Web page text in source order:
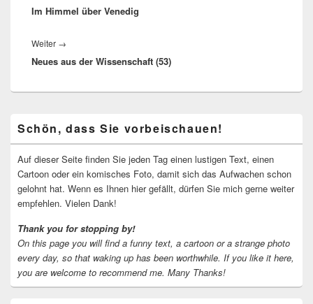
Beitrag:
Im Himmel über Venedig
Weiter →
Beitrag:
Neues aus der Wissenschaft (53)
Seitenleisten-
Widgetbereich
Schön, dass Sie vorbeischauen!
Auf dieser Seite finden Sie jeden Tag einen lustigen Text, einen
Cartoon oder ein komisches Foto, damit sich das Aufwachen schon
gelohnt hat. Wenn es Ihnen hier gefällt, dürfen Sie mich gerne weiter
empfehlen. Vielen Dank!
Thank you for stopping by!
On this page you will find a funny text, a cartoon or a strange photo
every day, so that waking up has been worthwhile. If you like it here,
you are welcome to recommend me. Many Thanks!